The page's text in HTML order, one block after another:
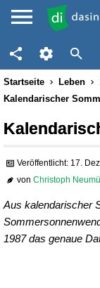
Startseite Leben
Kalendarischer
Veröffentlicht: 17.
vonChristoph
Aus kalendarischer
1987 das genaue